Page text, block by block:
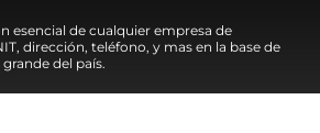
esencial de cualquier empresa de
dirección, teléfono, y mas en la base de
del país.